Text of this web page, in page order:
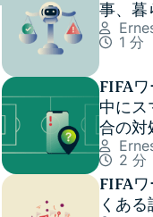
事、暮
1 分
FIFA
中にス
合の対
2 分
FIFA
くあ